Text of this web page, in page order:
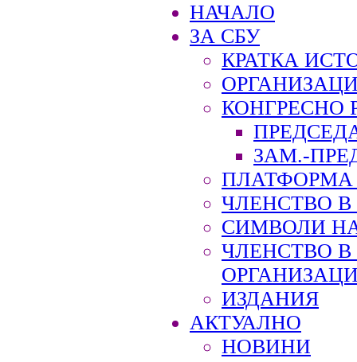
НАЧАЛО
ЗА СБУ
КРАТКА
КОНГРЕСНО
ЗАМ.-
ПЛАТФОРМА
ЧЛЕНСТВО В
СИМВОЛИ
ЧЛЕНСТВО
ИЗДАНИЯ
АКТУАЛНО
НОВИНИ